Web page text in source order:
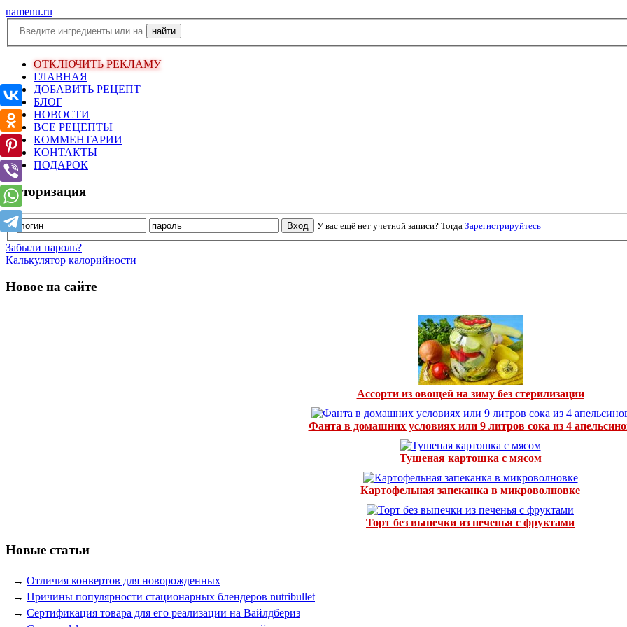
namenu.ru
ОТКЛЮЧИТЬ РЕКЛАМУ
ГЛАВНАЯ
ДОБАВИТЬ РЕЦЕПТ
БЛОГ
НОВОСТИ
ВСЕ РЕЦЕПТЫ
КОММЕНТАРИИ
КОНТАКТЫ
ПОДАРОК
Авторизация
У вас ещё нет учетной записи? Тогда Зарегистрируйтесь
Забыли пароль?
Калькулятор калорийности
Новое на сайте
Ассорти из овощей на зиму без стерилизации
Фанта в домашних условиях или 9 литров сока из 4
Тушеная картошка с мясом
Картофельная запеканка в микроволновке
Торт без выпечки из печенья с фруктами
Новые статьи
→ Отличия конвертов для новорожденных
→ Причины популярности стационарных блендеров nutribullet
→ Сертификация товара для его реализации на Вайлдбериз